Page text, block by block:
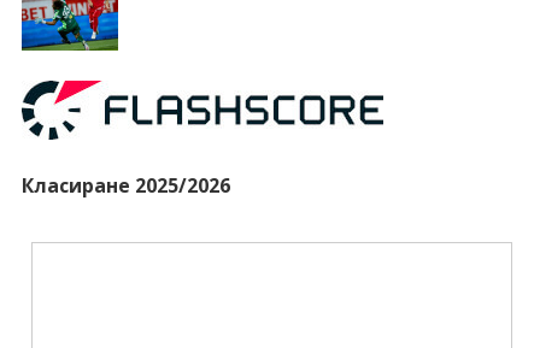
Класиране 2025/2026